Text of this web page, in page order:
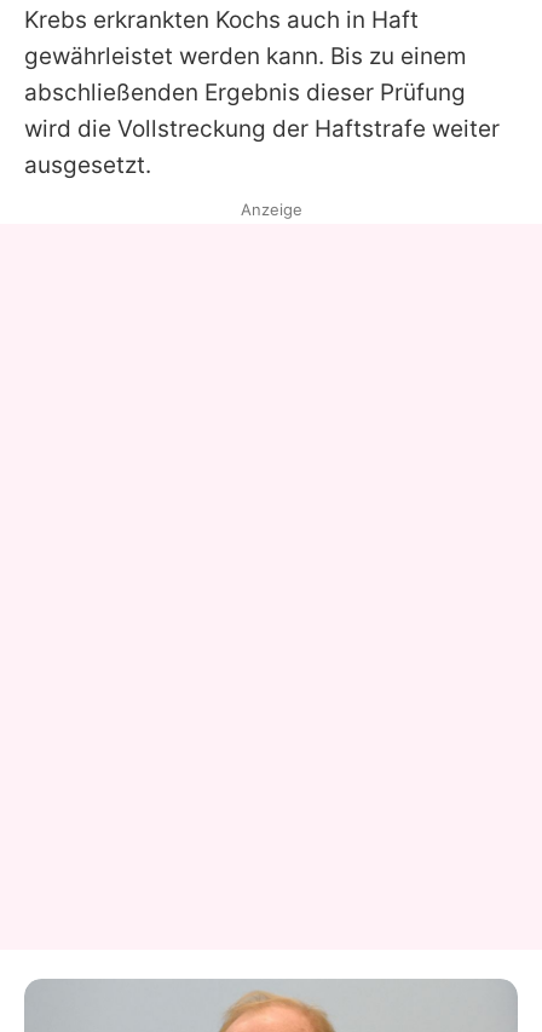
Utiq verwalten
Krebs erkrankten Kochs auch in Haft
gewährleistet werden kann. Bis zu einem
abschließenden Ergebnis dieser Prüfung
wird die Vollstreckung der Haftstrafe weiter
ausgesetzt.
Anzeige